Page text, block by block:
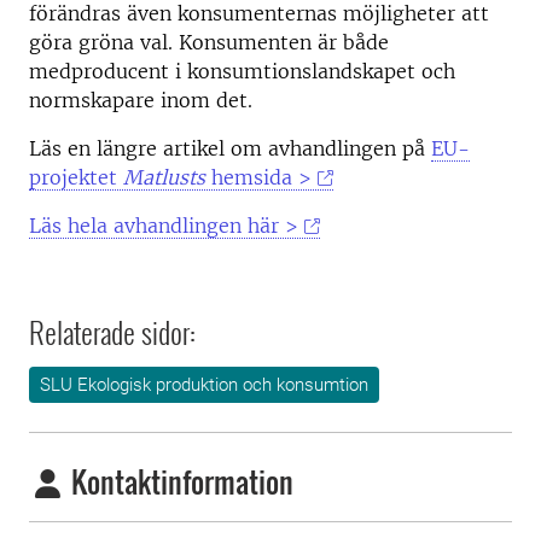
förändras även konsumenternas möjligheter att
göra gröna val. Konsumenten är både
medproducent i konsumtionslandskapet och
normskapare inom det.
Läs en längre artikel om avhandlingen på EU-
projektet Matlustshemsida >
Läs hela avhandlingen här >
Relaterade sidor:
SLU Ekologisk produktion och konsumtion
Kontaktinformation